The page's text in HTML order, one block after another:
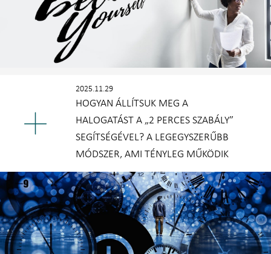
2025.11.29
HOGYAN ÁLLÍTSUK MEG A
HALOGATÁST A „2 PERCES SZABÁLY”
SEGÍTSÉGÉVEL? A LEGEGYSZERŰBB
MÓDSZER, AMI TÉNYLEG MŰKÖDIK